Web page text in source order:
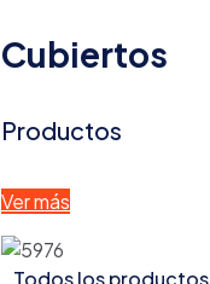
Cubiertos
Productos
Ver más